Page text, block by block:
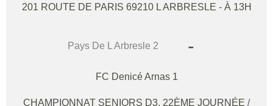
201 ROUTE DE PARIS 69210 L ARBRESLE - À 13H
Pays De L Arbresle 2 -
FC Denicé Arnas 1
CHAMPIONNAT SENIORS D3, 22ÈME JOURNÉE /